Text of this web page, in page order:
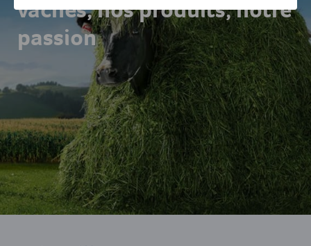
vaches, nos produits, notre
passion